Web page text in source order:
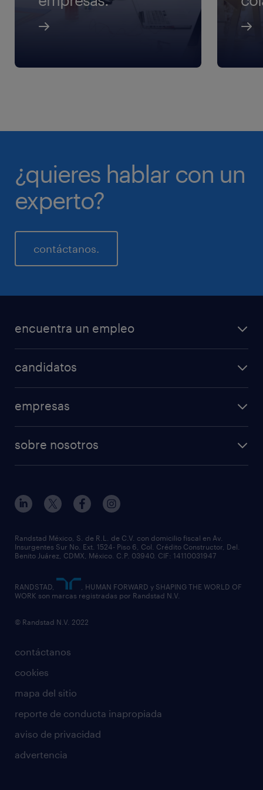
¿quieres hablar con un
experto?
contáctanos.
encuentra un empleo
candidatos
empresas
sobre nosotros
contáctanos
cookies
mapa del sitio
reporte de conducta inapropiada
aviso de privacidad
advertencia
Randstad México, S. de R.L. de C.V. con domicilio fiscal en Av.
Insurgentes Sur No. Ext. 1524- Piso 6, Col. Crédito Constructor, Del.
Benito Juárez, CDMX, México. C.P. 03940. CIF: 14110031947
RANDSTAD,
, HUMAN FORWARD y SHAPING THE WORLD OF
WORK son marcas registradas por Randstad N.V.
© Randstad N.V. 2022